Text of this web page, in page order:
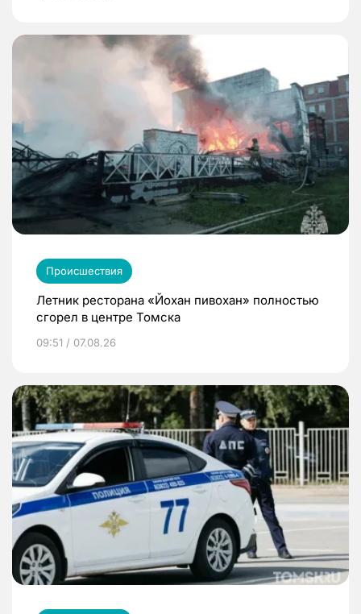
Происшествия
Летник ресторана «Йохан пивохан» полностью
сгорел в центре Томска
09:51 / 07.08.26